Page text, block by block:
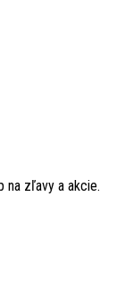
na zľavy a akcie.